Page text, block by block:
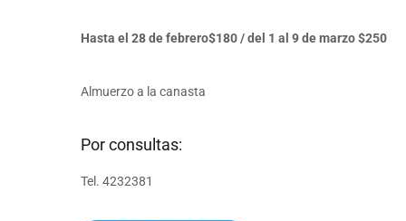
Hasta el 28 de febrero$180 / del 1 al 9 de marzo $250
Almuerzo a la canasta
Por consultas:
Tel. 4232381